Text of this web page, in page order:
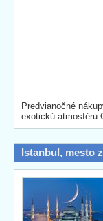
Predvianočné
exotickú atmosféru
Istanbul, mesto